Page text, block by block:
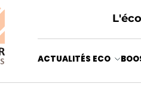
ACTUALITÉS ECO